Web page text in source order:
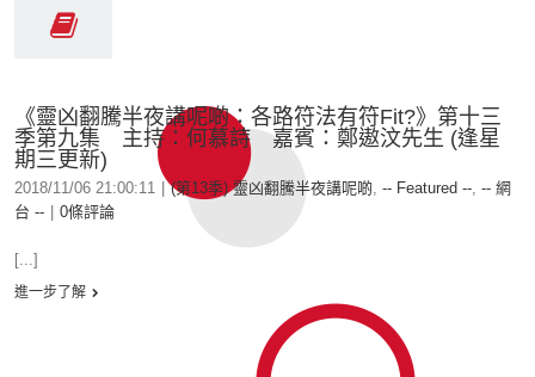
《靈凶翻騰半夜講呢啲：各路符法有符Fit?》第十三
季第九集 主持：何慕詩 嘉賓：鄭遨汶先生 (逢星
期三更新)
2018/11/06 21:00:11 (第13季) 靈凶翻騰半夜講呢啲, -- Featured --, -- 網
台 --
0條評論
[...]
進一步了解